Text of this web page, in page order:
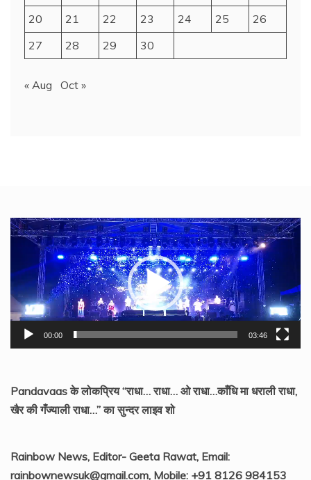
20
21 22 23 24 25
26
27
28 29 30
« Aug Oct »
Video
Player
00:00 03:46
Pandavaas के लोकप्रिय “राधा… राधा… ओ राधा…काँधि मा धराली राधा,
खैर की गँज्याली राधा…” का सुन्दर लाइव शो
Rainbow News, Editor- Geeta Rawat, Email:
rainbownewsuk@gmail.com, Mobile: +91 8126 984153